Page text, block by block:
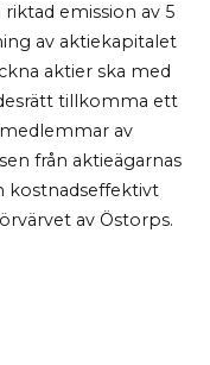
emission av 5
av aktiekapitalet
aktier ska med
tillkomma ett
av
från aktieägarnas
kostnadseffektivt
av Östorps.